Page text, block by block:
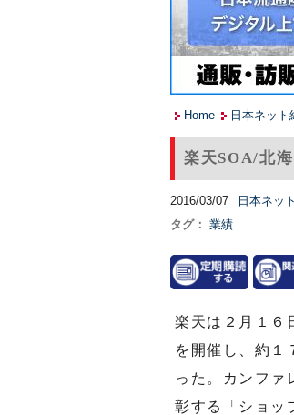
Home 日本ネット
楽天SOA/北
2016/03/07 日本ネッ
タグ： 業績
楽天は２月１６
を開催し、約１
った。カンファ
彰する「ショッ